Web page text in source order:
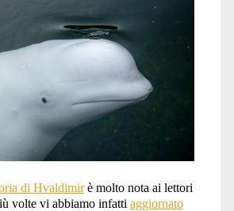
di Hvaldimirè molto nota ai lettori
volte vi abbiamo infatti aggiornato